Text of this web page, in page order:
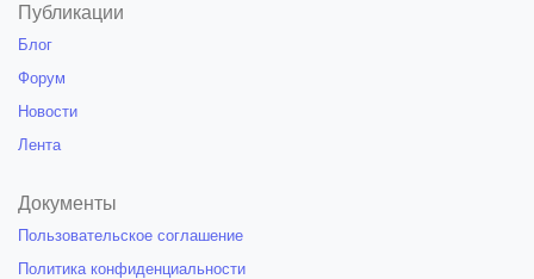
Публикации
Блог
Форум
Новости
Лента
Документы
Пользовательское соглашение
Политика конфиденциальности